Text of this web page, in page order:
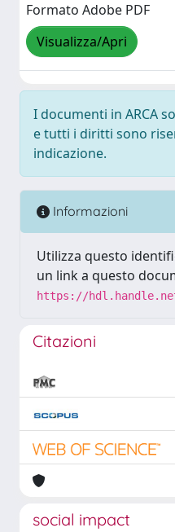
Formato Adobe PDF
Visualizza/Apri
I documenti in ARCA
e tutti i diritti sono
indicazione.
Informazioni
Utilizza questo
un link a questo
https://
Citazioni
social impact